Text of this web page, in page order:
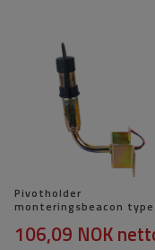
Pivotholder
monteringsbeacon type
106,09 NOK